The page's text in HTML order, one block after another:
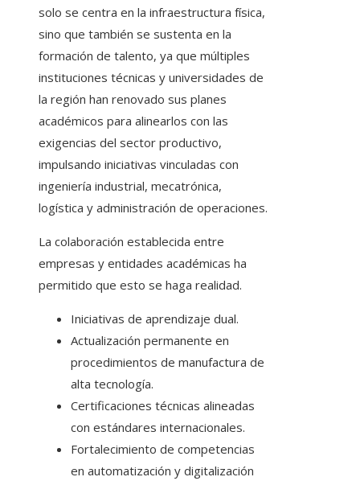
solo se centra en la infraestructura física,
sino que también se sustenta en la
formación de talento, ya que múltiples
instituciones técnicas y universidades de
la región han renovado sus planes
académicos para alinearlos con las
exigencias del sector productivo,
impulsando iniciativas vinculadas con
ingeniería industrial, mecatrónica,
logística y administración de operaciones.
La colaboración establecida entre
empresas y entidades académicas ha
permitido que esto se haga realidad.
Iniciativas de aprendizaje dual.
Actualización permanente en
procedimientos de manufactura de
alta tecnología.
Certificaciones técnicas alineadas
con estándares internacionales.
Fortalecimiento de competencias
en automatización y digitalización